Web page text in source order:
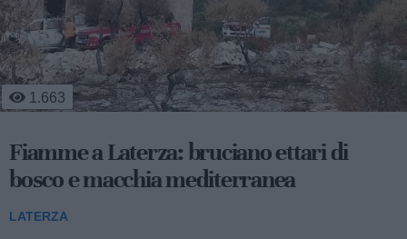
1.663
Fiamme a Laterza: bruciano ettari di
bosco e macchia mediterranea
LATERZA